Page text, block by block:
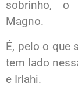
sobrinho, o
Magno.
É, pelo o que
tem lado
e Irlahi.